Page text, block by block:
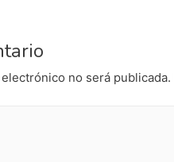
no será publicada.